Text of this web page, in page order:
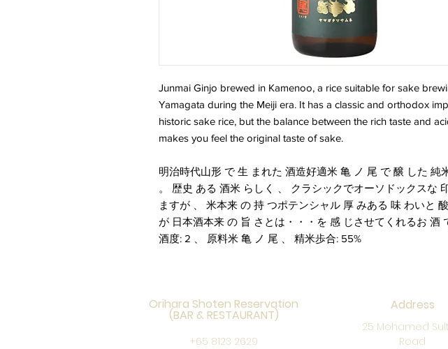
Junmai Ginjo brewed in Kamenoo, a rice suitable for sake
Yamagata during the Meiji era. It has a classic and orthodox
historic sake rice, but the balance between the rich taste and
makes you feel the original taste of sake.
明治時代山形 で 生 まれた 酒造好適米 亀 ノ 尾 で 醸 した 純
。 歴史 ある 酒米 らしく 、 クラシックでオーソドックスな
ますが 、 米本来 の 持 つポテンシャル 厚 みある 味 わいと
が 日本酒本来 の 旨 さとは・・・を 感 じさせてくれるお 酒
酒度: 2 、 原料米 亀 ノ 尾 、 精米歩合: 55%
Orihara Shoten Reservation
(BAR & RESTAURANT)
+65 8123 2629
Address
25 Mohamed
Road